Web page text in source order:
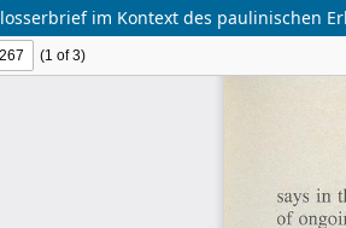
im Kontext des paulinischen